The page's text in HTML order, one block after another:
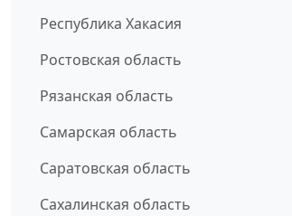
Республика Хакасия
Ростовская область
Рязанская область
Самарская область
Саратовская область
Сахалинская область